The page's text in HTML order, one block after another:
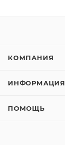
КОМПАНИЯ
ИНФОРМАЦИЯ
ПОМОЩЬ